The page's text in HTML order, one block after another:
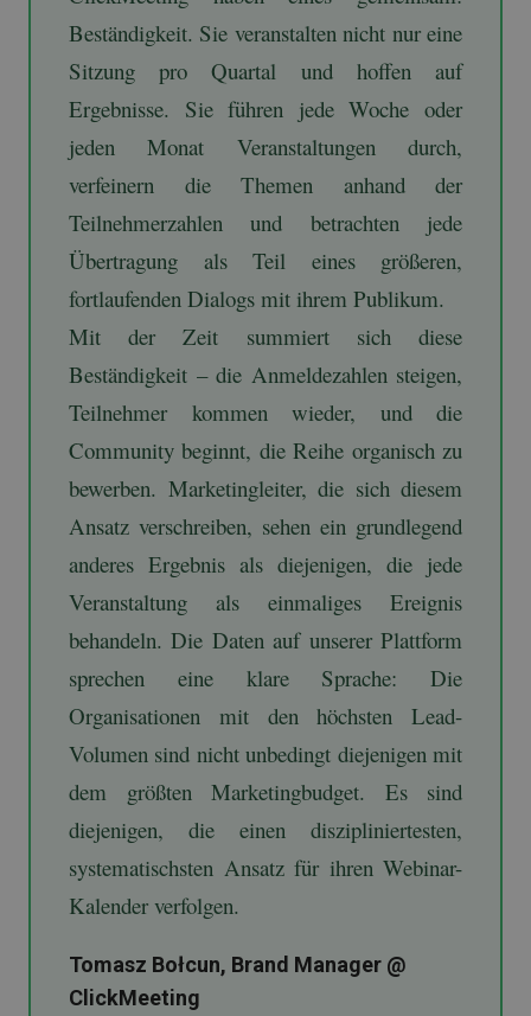
Beständigkeit. Sie veranstalten nicht nur eine
Sitzung pro Quartal und hoffen auf
Ergebnisse. Sie führen jede Woche oder
jeden Monat Veranstaltungen durch,
verfeinern die Themen anhand der
Teilnehmerzahlen und betrachten jede
Übertragung als Teil eines größeren,
fortlaufenden Dialogs mit ihrem Publikum.
Mit der Zeit summiert sich diese
Beständigkeit – die Anmeldezahlen steigen,
Teilnehmer kommen wieder, und die
Community beginnt, die Reihe organisch zu
bewerben. Marketingleiter, die sich diesem
Ansatz verschreiben, sehen ein grundlegend
anderes Ergebnis als diejenigen, die jede
Veranstaltung als einmaliges Ereignis
behandeln. Die Daten auf unserer Plattform
sprechen eine klare Sprache: Die
Organisationen mit den höchsten Lead-
Volumen sind nicht unbedingt diejenigen mit
dem größten Marketingbudget. Es sind
diejenigen, die einen diszipliniertesten,
systematischsten Ansatz für ihren Webinar-
Kalender verfolgen.
Tomasz Bołcun, Brand Manager @
ClickMeeting